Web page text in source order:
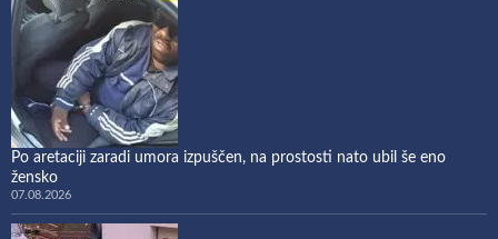
Po aretaciji zaradi umora izpuščen, na prostosti nato ubil še eno
žensko
07.08.2026